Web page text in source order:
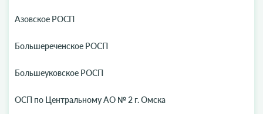
Азовское РОСП
Большереченское РОСП
Большеуковское РОСП
ОСП по Центральному АО № 2 г. Омска